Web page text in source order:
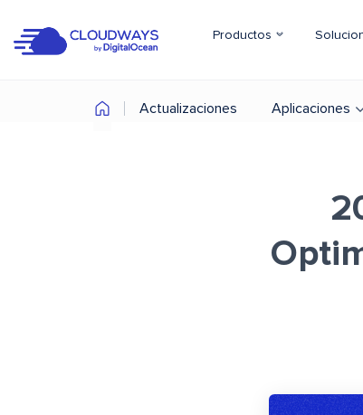
Productos
Actualizaciones Aplicaciones